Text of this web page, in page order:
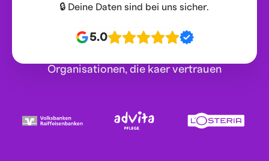
🔒 Deine Daten sind bei uns sicher.
5.0
Organisationen, die kaer vertrauen